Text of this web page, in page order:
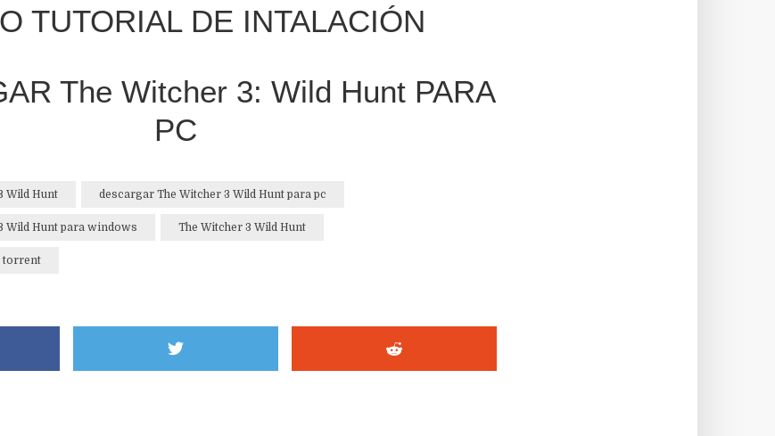
TUTORIAL DE INTALACIÓN
The Witcher 3: Wild Hunt PARA
PC
Wild Hunt descargar The Witcher 3 Wild Hunt para pc
Wild Hunt para windows The Witcher 3 Wild Hunt
torrent